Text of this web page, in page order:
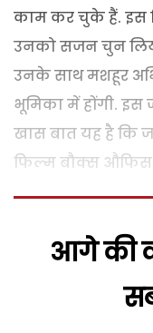
काम कर चुके हैं. इस
उनको सजन चुन
उनके साथ मशहूर
भूमिका में होंगी. इस
खास बात यह है कि
फिल्म बौक्स औफिस
आगे की